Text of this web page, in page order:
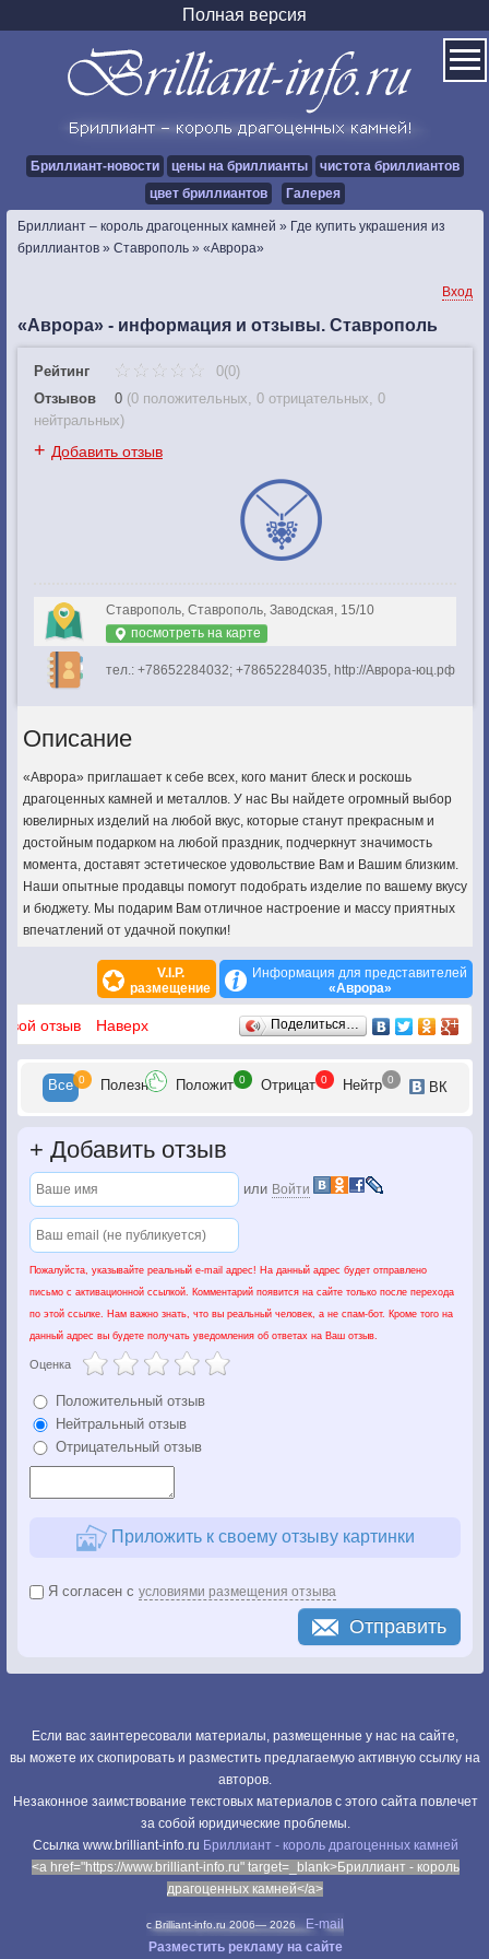
Полная версия
Бриллиант-новости цены на бриллианты
чистота бриллиантов
цвет бриллиантов
Галерея
Бриллиант – король драгоценных камней » Где купить украшения из
бриллиантов » Ставрополь » «Аврора»
Вход
«Аврора» - информация и отзывы. Ставрополь
Рейтинг
0(0)
Отзывов
0 (0 положительных, 0 отрицательных, 0
нейтральных)
+ Добавить отзыв
Ставрополь, Ставрополь, Заводская, 15/10
посмотреть на карте
тел.: +78652284032; +78652284035, http://Аврора-юц.рф
Описание
«Аврора» приглашает к себе всех, кого манит блеск и роскошь
драгоценных камней и металлов. У нас Вы найдете огромный выбор
ювелирных изделий на любой вкус, которые станут прекрасным и
достойным подарком на любой праздник, подчеркнут значимость
момента, доставят эстетическое удовольствие Вам и Вашим близким.
Наши опытные продавцы помогут подобрать изделие по вашему вкусу
и бюджету. Мы подарим Вам отличное настроение и массу приятных
впечатлений от удачной покупки!
V.I.P.
размещение
Информация для представителей
«Аврора»
Отзывы
отзыв Наверх Поделиться…
Все 0 Полезн Положит 0 Отрицат 0 Нейтр 0 ВК
+ Добавить отзыв
или Войти
Пожалуйста, указывайте реальный e-mail адрес! На данный адрес будет отправлено
письмо с активационной ссылкой. Комментарий появится на сайте только после перехода
по этой ссылке. Нам важно знать, что вы реальный человек, а не спам-бот. Кроме того на
данный адрес вы будете получать уведомления об ответах на Ваш отзыв.
Оценка
Положительный отзыв
Нейтральный отзыв
Отрицательный отзыв
Приложить к своему отзыву картинки
Я согласен с условиями размещения отзыва
Отправить
Если вас заинтересовали материалы, размещенные у нас на сайте,
вы можете их скопировать и разместить предлагаемую активную ссылку на
авторов.
Незаконное заимствование текстовых материалов с этого сайта повлечет
за собой юридические проблемы.
Cсылка www.brilliant-info.ru Бриллиант - король драгоценных камней
<a href="https://www.brilliant-info.ru" target=_blank>Бриллиант - король
драгоценных камней</a>
c Brilliant-info.ru 2006— 2026
E-mail
Разместить рекламу на сайте